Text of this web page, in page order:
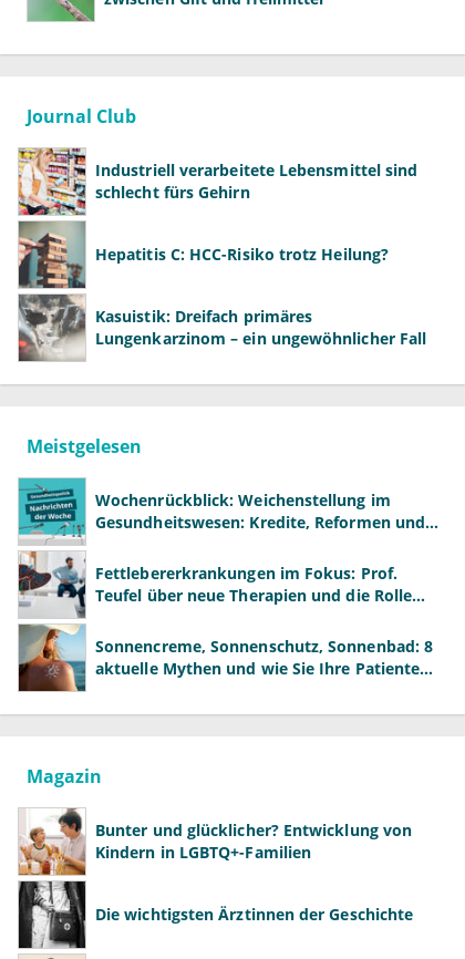
Journal Club
Industriell verarbeitete Lebensmittel sind
schlecht fürs Gehirn
Hepatitis C: HCC-Risiko trotz Heilung?
Kasuistik: Dreifach primäres
Lungenkarzinom – ein ungewöhnlicher Fall
Meistgelesen
Wochenrückblick: Weichenstellung im
Gesundheitswesen: Kredite, Reformen und
Fettlebererkrankungen im Fokus: Prof.
Teufel über neue Therapien und die Rolle
Sonnencreme, Sonnenschutz, Sonnenbad: 8
aktuelle Mythen und wie Sie Ihre Patienten
Magazin
Bunter und glücklicher? Entwicklung von
Kindern in LGBTQ+-Familien
Die wichtigsten Ärztinnen der Geschichte